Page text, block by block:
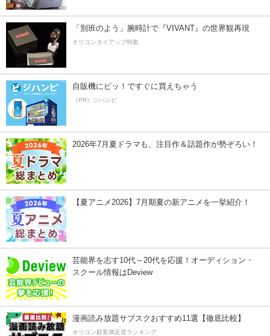
「別班のよう」腕時計で『VIVANT』の世界観再現
オリコンタイアップ特集
自販機にピッ！ですぐに買えちゃう
（PR）ジハンピ
2026年7月夏ドラマも、注目作＆話題作が勢ぞろい！
【夏アニメ2026】7月期夏の新アニメを一挙紹介！
芸能界を志す10代～20代を応援！オーディション・
スクール情報はDeview
漫画読み放題サブスクおすすめ11選【徹底比較】
オリコン顧客満足度ランキング